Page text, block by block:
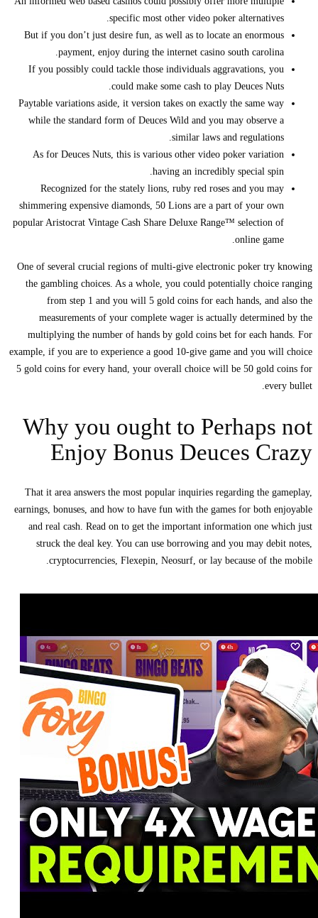
specific most other video poker alternatives.
But if you don’t just desire fun, as well as to locate an enormous
payment, enjoy during the internet casino south carolina.
If you possibly could tackle those individuals aggravations, you
could make some cash to play Deuces Nuts.
Paytable variations aside, it version takes on exactly the same way
while the standard form of Deuces Wild and you may observe a
similar laws and regulations.
As for Deuces Nuts, this is various other video poker variation
having an incredibly special spin.
Recognized for the stately lions, ruby red roses and you may
shimmering expensive diamonds, 50 Lions are a part of your own
popular Aristocrat Vintage Cash Share Deluxe Range™ selection of
online game.
One of several crucial regions of multi-give electronic poker try knowing
the gambling choices. As a whole, you could potentially choice ranging
from step 1 and you will 5 gold coins for each hands, and also the
measurements of your complete wager is actually determined by the
multiplying the number of hands by gold coins bet for each hands. For
example, if you are to experience a good 10-give game and you will choice
5 gold coins for every hand, your overall choice will be 50 gold coins for
every bullet.
Why you ought to Perhaps not
Enjoy Bonus Deuces Crazy
That it area answers the most popular inquiries regarding the gameplay,
earnings, bonuses, and how to have fun with the games for both enjoyable
and real cash. Read on to get the important information one which just
struck the deal key. You can use borrowing and you may debit notes,
cryptocurrencies, Flexepin, Neosurf, or lay because of the mobile.